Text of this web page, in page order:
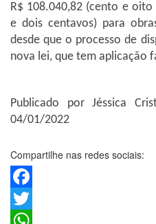
R$ 108.040,82 (cento e
e dois centavos) para
desde que o processo de
nova lei, que tem aplicação
Publicado por Jéssica
04/01/2022
Compartilhe nas redes sociais:
Facebook
Twitter